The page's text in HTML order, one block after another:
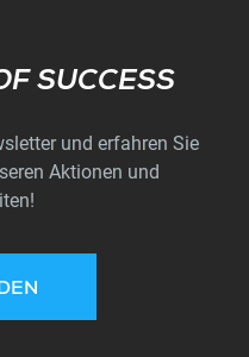
SUCCESS
und erfahren Sie
Aktionen und